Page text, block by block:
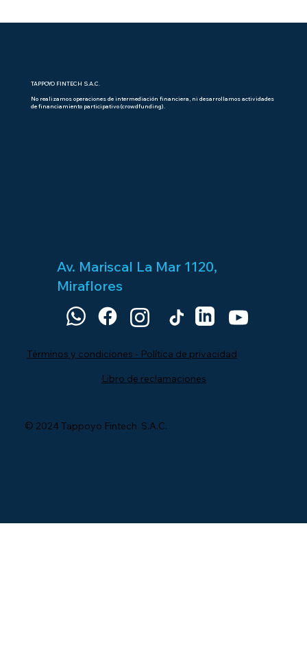
TAPPOYO FINTECH S.A.C.
No realizamos operaciones de intermediación financiera, ni desarrollamos actividades
de financiamiento participativo (crowdfunding).
© 2024 Tappoyo Fintech S.A.C.
Av. Mariscal La Mar 1120,
Miraflores
Términos y condiciones - Política de privacidad
Libro de reclamaciones